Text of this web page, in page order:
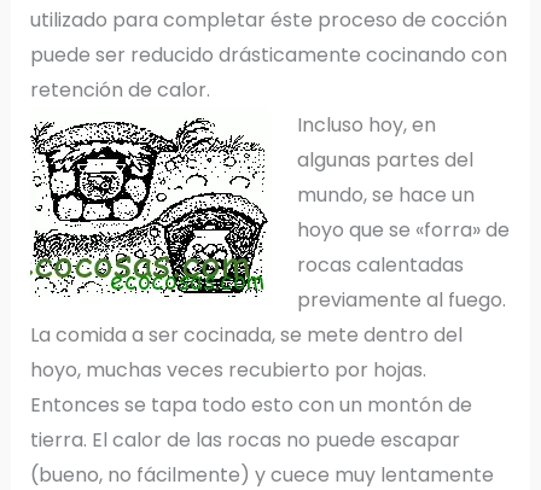
utilizado para completar éste proceso de cocción
puede ser reducido drásticamente cocinando con
retención de calor.
Incluso hoy, en
algunas partes del
mundo, se hace un
hoyo que se «forra» de
rocas calentadas
previamente al fuego.
La comida a ser cocinada, se mete dentro del
hoyo, muchas veces recubierto por hojas.
Entonces se tapa todo esto con un montón de
tierra. El calor de las rocas no puede escapar
(bueno, no fácilmente) y cuece muy lentamente